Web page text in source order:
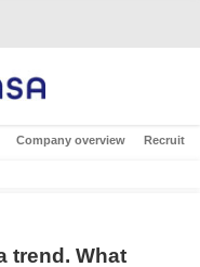
Company overview Recruit
trend. What